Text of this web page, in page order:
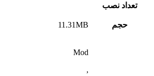
تعداد نصب
حجم 11.31MB
Mod
,